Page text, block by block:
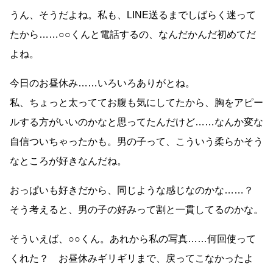
うん、そうだよね。私も、LINE送るまでしばらく迷って
たから……○○くんと電話するの、なんだかんだ初めてだ
よね。
今日のお昼休み……いろいろありがとね。
私、ちょっと太っててお腹も気にしてたから、胸をアピー
ルする方がいいのかなと思ってたんだけど……なんか変な
自信ついちゃったかも。男の子って、こういう柔らかそう
なところが好きなんだね。
おっぱいも好きだから、同じような感じなのかな……？
そう考えると、男の子の好みって割と一貫してるのかな。
そういえば、○○くん。あれから私の写真……何回使って
くれた？ お昼休みギリギリまで、戻ってこなかったよ